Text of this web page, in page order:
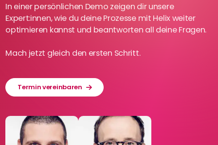
In einer persönlichen Demo zeigen dir unsere
Expert:innen, wie du deine Prozesse mit Helix weiter
optimieren kannst und beantworten all deine Fragen.
Mach jetzt gleich den ersten Schritt.
Termin vereinbaren